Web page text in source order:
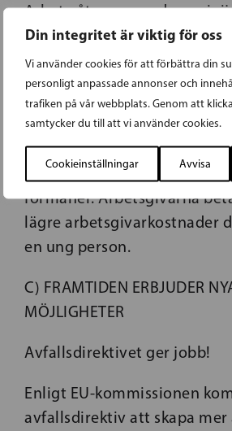
Din integritet är viktig för oss
Vi använder cookies för att förbättra din
personligt anpassade annonser och
trafiken på vår webbplats. Genom att
samtycker du till att vi använder cookies.
Cookieinställningar Avvisa
Arbete åt unga med en
alarmerande nivå och måste
åtgärder åtgärdas
minijobsmodell där
får tjäna 500 euro i
inkomsten påverkar stöd
förmåner. Arbetsgivarna
lägre arbetsgivarkostnader
en ung person.
C) FRAMTIDEN ERBJUDER
MÖJLIGHETER
Avfallsdirektivet ger jobb!
Enligt EU-kommissionen
avfallsdirektiv att skapa mer